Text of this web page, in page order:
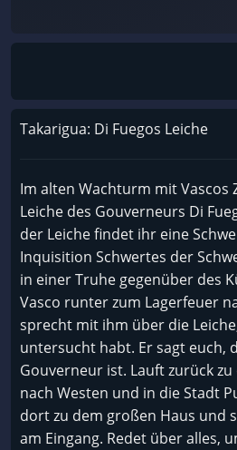
Takarigua: Di Fuegos Leiche
Im alten Wachturm mit Vascos
Leiche des Gouverneurs Di
der Leiche findet ihr eine
Inquisition Schwertes der
in einer Truhe gegenüber des
Vasco runter zum Lagerfeuer
sprecht mit ihm über die
untersucht habt. Er sagt euch,
Gouverneur ist. Lauft zurück
nach Westen und in die Stadt
dort zu dem großen Haus und
am Eingang. Redet über alles,